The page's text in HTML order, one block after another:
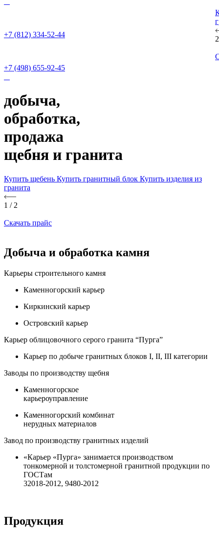
+7 (812) 334-52-44
+7 (498) 655-92-45
добыча,
обработка,
продажа
щебня и гранита
Купить щебень Купить гранитный блок Купить изделия из
гранита
1 /2
Скачать прайс
Добыча и обработка камня
Карьеры строительного камня
Каменногорский карьер
Киркинский карьер
Островский карьер
Карьер облицовочного серого гранита “Пурга”
Карьер по добыче гранитных блоков I, II, III категории
Заводы по производству щебня
Каменногорское
карьероуправление
Каменногорский комбинат
нерудных материалов
Завод по производству гранитных изделий
«Карьер «Пурга» занимается производством
тонкомерной и толстомерной гранитной продукции по
ГОСТам
32018-2012, 9480-2012
Продукция